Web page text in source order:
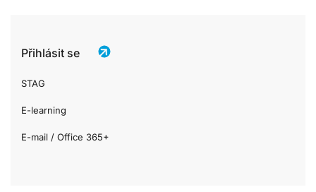
Přihlásit se
STAG
E-learning
E-mail / Office 365+